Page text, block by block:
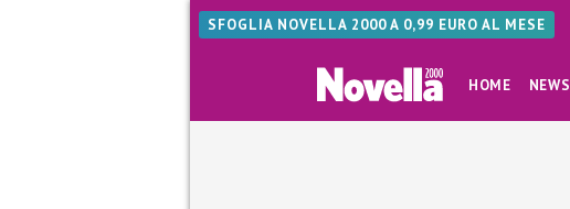
SFOGLIA NOVELLA 2000 A 0,99 EURO AL MESE
HOME NEWS